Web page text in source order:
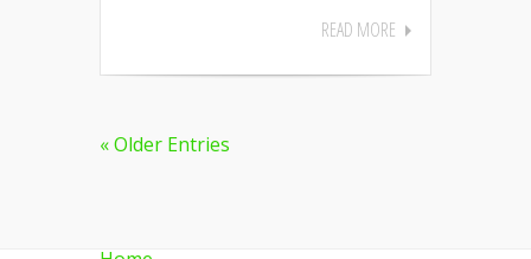
READ MORE
« Older Entries